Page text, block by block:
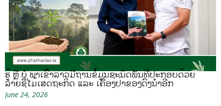
ຮູ້ ຫຼື ບໍ ພາເຂົ້າລາວມີຖານຂໍ້ມູນຊະນິດພັນທີ່ປະກອບດ້ວຍ
ລາຍຊື່ໄມ້ເສດຖະກິດ ແລະ ເຄື່ອງປ່າຂອງດົງນຳອີກ
June 24, 2026